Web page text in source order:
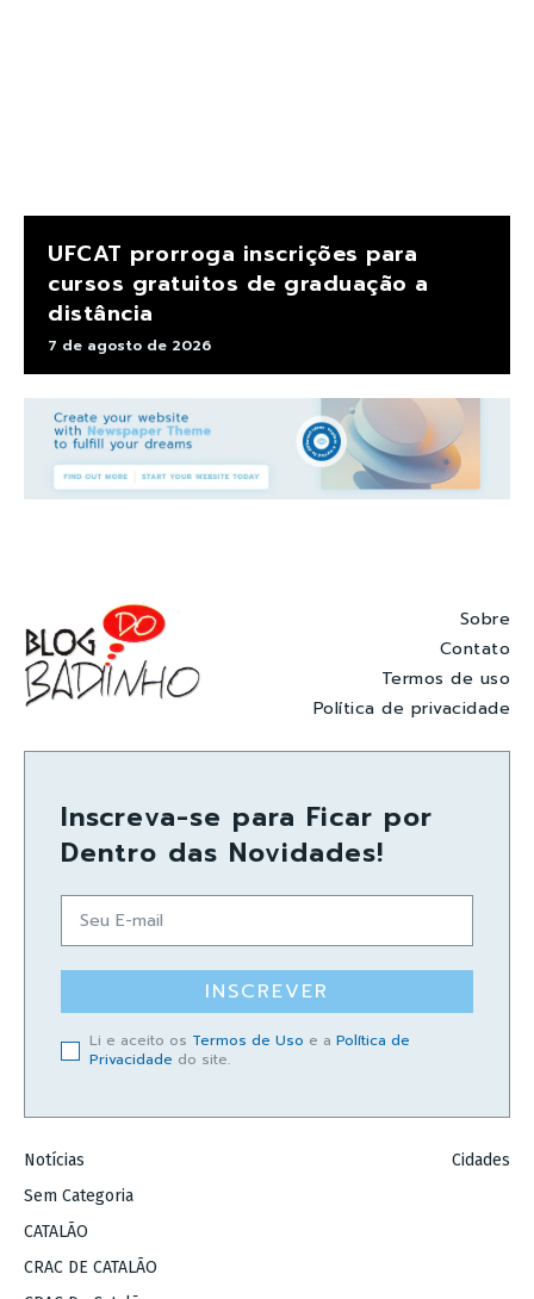
UFCAT prorroga inscrições para
cursos gratuitos de graduação a
distância
7 de agosto de 2026
Sobre
Contato
Termos de uso
Política de privacidade
Inscreva-se para Ficar por
Dentro das Novidades!
INSCREVER
Li e aceito os Termos de Uso e a Política de
Privacidade do site.
Notícias
Sem Categoria
CATALÃO
CRAC DE CATALÃO
Cidades